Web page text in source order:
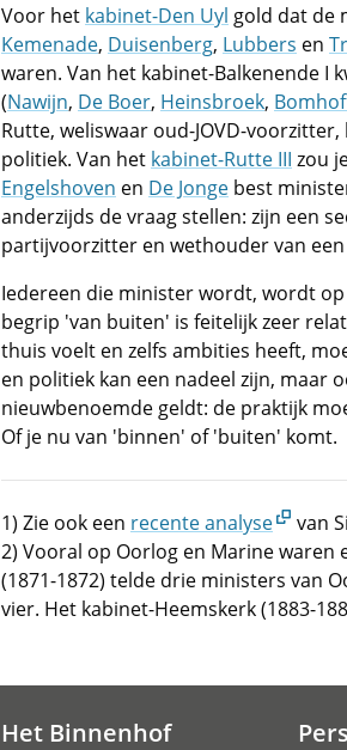
Voor het kabinet-Den Uyl gold dat de
Kemenade, Duisenberg, Lubbers en
waren. Van het kabinet-Balkenende I
(Nawijn, De Boer, Heinsbroek,
Rutte, weliswaar oud-JOVD-
politiek. Van het kabinet-Rutte III zou
Engelshoven en De Jonge best
anderzijds de vraag stellen: zijn een
partijvoorzitter en wethouder van
Iedereen die minister wordt, wordt
begrip 'van buiten' is feitelijk zeer
thuis voelt en zelfs ambities heeft,
en politiek kan een nadeel zijn, maar
nieuwbenoemde geldt: de praktijk
Of je nu van 'binnen' of 'buiten' komt.
1) Zie ook een recente analyse
van
2) Vooral op Oorlog en Marine waren
(1871-1872) telde drie ministers van
vier. Het kabinet-Heemskerk (1883-
Het Binnenhof